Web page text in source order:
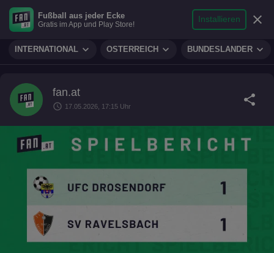
sports_soccer FUSSBALLexpand_more search
Suche
micro
Reporter
person
Login
INTERNATIONAL expand_more ÖSTERREICH expand_more BUNDESLÄNDER expand_more
Fußball aus jeder Ecke
Gratis im App und Play Store!
Installieren close
fan.at
schedule 17.05.2026, 17:15 Uhr share